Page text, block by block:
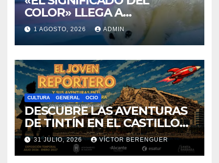
CULTURA GENERAL OCIO
DESCUBRE LAS AVENTURAS
DE TINTÍN EN EL CASTILLO
DE SANTA BÁRBARA DE
ALICANTE
31 JULIO, 2026 VÍCTOR BERENGUER
EVENTOS GASTRONOMÍA GENERAL